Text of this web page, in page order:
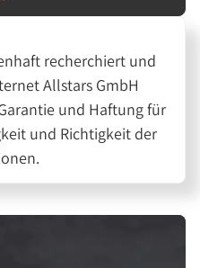
recherchiert und
Allstars GmbH
und Haftung für
und Richtigkeit der